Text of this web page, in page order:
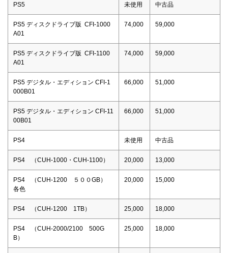
PS5 未使用 中古品
PS5 ディスクドライブ版 CFI-1000
A01
74,000 59,000
PS5 ディスクドライブ版 CFI-1100
A01
74,000 59,000
PS5 デジタル・エディション CFI-1
000B01
66,000 51,000
PS5 デジタル・エディション CFI-11
00B01
66,000 51,000
PS4 未使用 中古品
PS4 （CUH-1000・CUH-1100） 20,000 13,000
PS4 （CUH-1200 ５００GB）
各色
20,000 15,000
PS4 （CUH-1200 1TB） 25,000 18,000
PS4 （CUH-2000/2100 500G
B）
25,000 18,000